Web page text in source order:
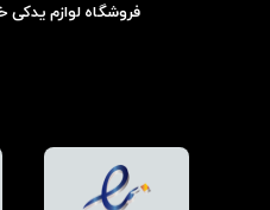
فروشگاه لوازم